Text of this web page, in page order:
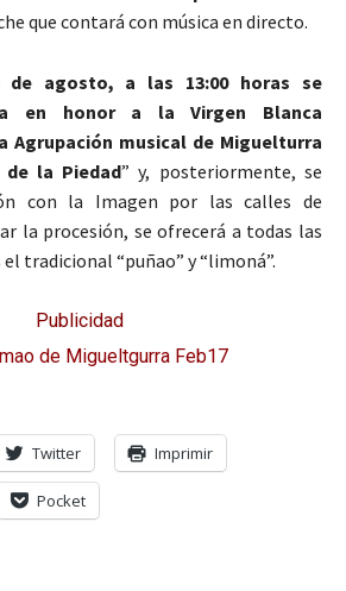
que contará con música en directo.
de agosto, a las 13:00 horas se
en honor a la Virgen Blanca
Agrupación musical de Miguelturra
la Piedad” y, posteriormente, se
con la Imagen por las calles de
la procesión, se ofrecerá a todas las
tradicional “puñao” y “limoná”.
Publicidad
Twitter Imprimir
Pocket